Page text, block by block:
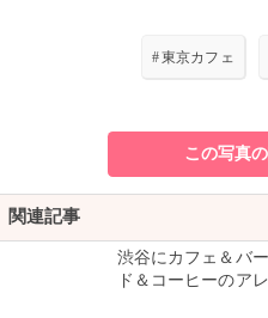
#東京カフェ
この写真
関連記事
渋谷にカフェ＆バ
ド＆コーヒーのア